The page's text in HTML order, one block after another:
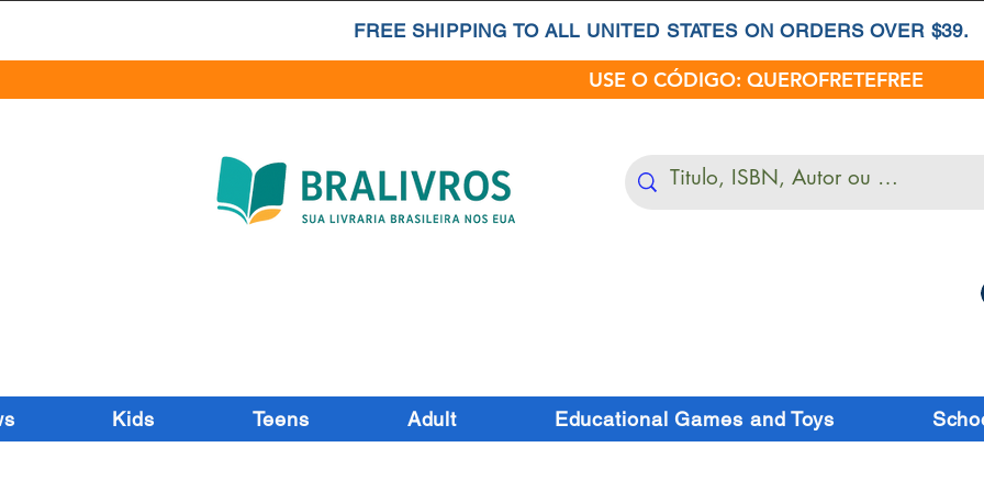
FREE SHIPPING TO ALL UNITED STATES ON ORDERS OVER $39.
USE O CÓDIGO: QUEROFRETEFREE
Kids Teens Adult Educational Games and Toys